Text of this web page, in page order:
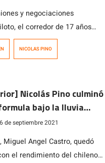
y negociaciones
el corredor de 17 años
circuitos del mundo en
el 1 de mayo en
[…]
NICOLAS PINO
Nicolás Pino culminó
bajo la lluvia
a su equipo
de septiembre 2021
Miguel Angel Castro, quedó
el rendimiento del chileno